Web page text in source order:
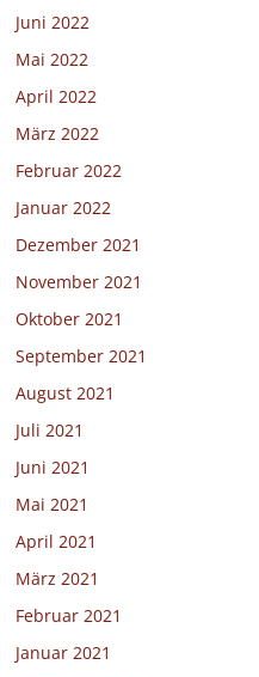
Juni 2022
Mai 2022
April 2022
März 2022
Februar 2022
Januar 2022
Dezember 2021
November 2021
Oktober 2021
September 2021
August 2021
Juli 2021
Juni 2021
Mai 2021
April 2021
März 2021
Februar 2021
Januar 2021